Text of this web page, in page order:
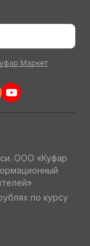
Маркет
ООО «Куфар
по курсу